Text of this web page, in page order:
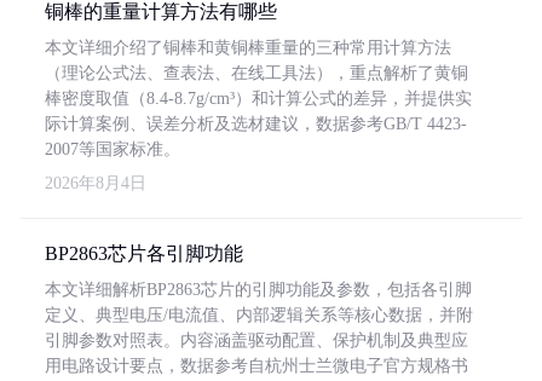
铜棒的重量计算方法有哪些
本文详细介绍了铜棒和黄铜棒重量的三种常用计算方法
（理论公式法、查表法、在线工具法），重点解析了黄铜
棒密度取值（8.4-8.7g/cm³）和计算公式的差异，并提供实
际计算案例、误差分析及选材建议，数据参考GB/T 4423-
2007等国家标准。
2026年8月4日
BP2863芯片各引脚功能
本文详细解析BP2863芯片的引脚功能及参数，包括各引脚
定义、典型电压/电流值、内部逻辑关系等核心数据，并附
引脚参数对照表。内容涵盖驱动配置、保护机制及典型应
用电路设计要点，数据参考自杭州士兰微电子官方规格书